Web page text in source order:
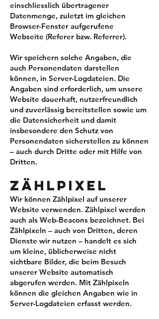
einschliesslich übertragener
Datenmenge, zuletzt im gleichen
Browser-Fenster aufgerufene
Webseite (Referer bzw. Referrer).
Wir speichern solche Angaben, die
auch Personendaten darstellen
können, in Server-Logdateien. Die
Angaben sind erforderlich, um unsere
Website dauerhaft, nutzerfreundlich
und zuverlässig bereitstellen sowie um
die Datensicherheit und damit
insbesondere den Schutz von
Personendaten sicherstellen zu können
– auch durch Dritte oder mit Hilfe von
Dritten.
ZÄHLPIXEL
Wir können Zählpixel auf unserer
Website verwenden. Zählpixel werden
auch als Web-Beacons bezeichnet. Bei
Zählpixeln – auch von Dritten, deren
Dienste wir nutzen – handelt es sich
um kleine, üblicherweise nicht
sichtbare Bilder, die beim Besuch
unserer Website automatisch
abgerufen werden. Mit Zählpixeln
können die gleichen Angaben wie in
Server-Logdateien erfasst werden.